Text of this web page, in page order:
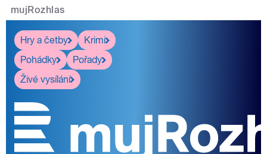
mujRozhlas
Hry a četby
Krimi
Pohádky
Pořady
Živé vysílání